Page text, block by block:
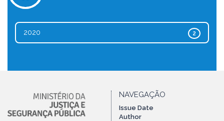
2
2020
NAVEGAÇÃO
Issue Date
Author